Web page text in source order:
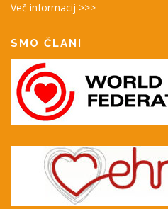
Več informacij >>>
SMO ČLANI